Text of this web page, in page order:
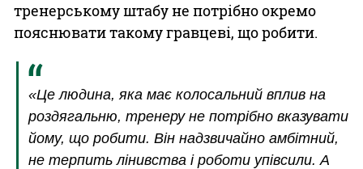
тренерському штабу не потрібно окремо
пояснювати такому гравцеві, що робити.
«Це людина, яка має колосальний вплив на
роздягальню, тренеру не потрібно вказувати
йому, що робити. Він надзвичайно амбітний,
не терпить лінивства і роботи упівсили. А